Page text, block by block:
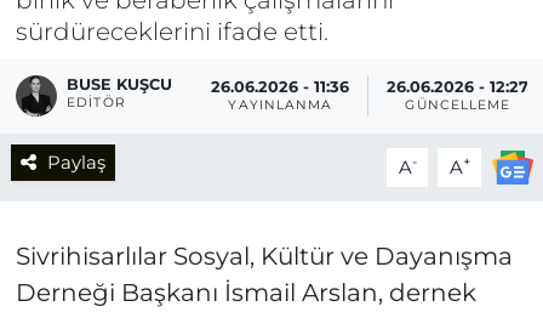
sürdüreceklerini ifade etti.
BUSE KUŞCU
EDITÖR
26.06.2026 - 11:36
YAYINLANMA
26.06.2026 - 12:27
GÜNCELLEME
Paylaş A- A+
Sivrihisarlılar Sosyal, Kültür ve Dayanışma
Derneği Başkanı İsmail Arslan, dernek